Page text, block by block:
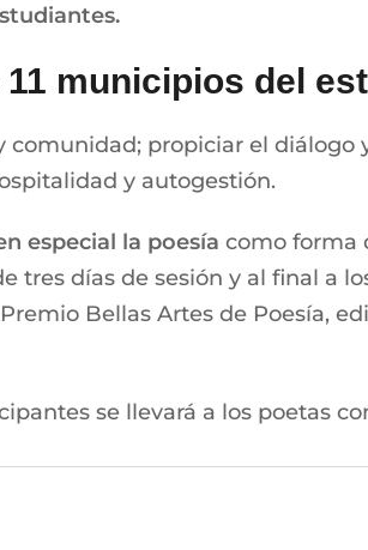
municipios del
propiciar el diálogo
y autogestión.
especial la poesía como forma
tres días de sesión y al final a
Bellas Artes de Poesía,
se llevará a los poetas